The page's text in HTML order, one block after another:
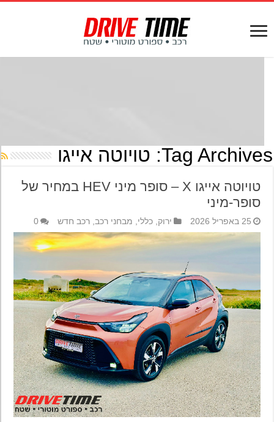
Tag טויוטה אייגו
טויוטה אייגו X – סופר מיני HEV במחיר של
סופר-מיני
25 באפריל 2026 ירוק,כללי,מבחני רכב,רכב חדש 0